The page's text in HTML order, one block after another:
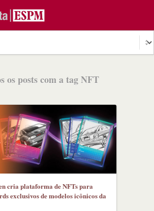
os posts com a tag NFT
cria plataforma de NFTs para
exclusivos de modelos icônicos da